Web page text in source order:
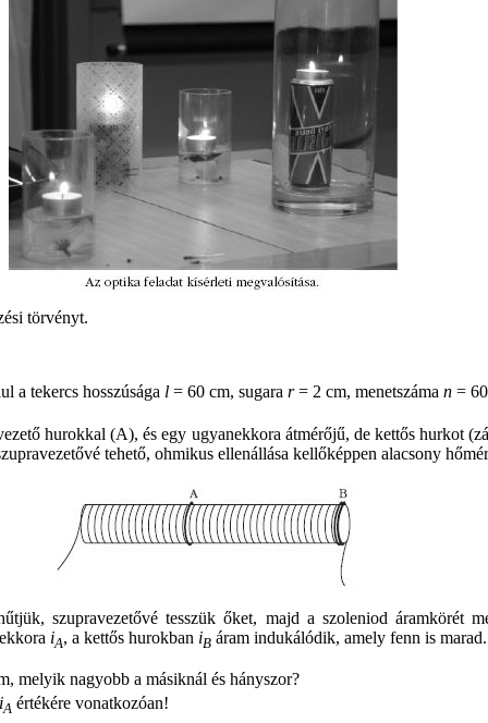
törvényt.
a tekercs hosszúsága l = 60 cm, sugara r= 2 cm, menetszáma n =
hurokkal (A), és egy ugyanekkora átmérőjű, de kettős hurkot
tehető, ohmikus ellenállása kellőképpen alacsony
szupravezetővé tesszük őket, majd a szoleniod áramkörét
iA, a kettős hurokban iB áram indukálódik, amely fenn is marad.
melyik nagyobb a másiknál és hányszor?
iA értékére vonatkozóan!